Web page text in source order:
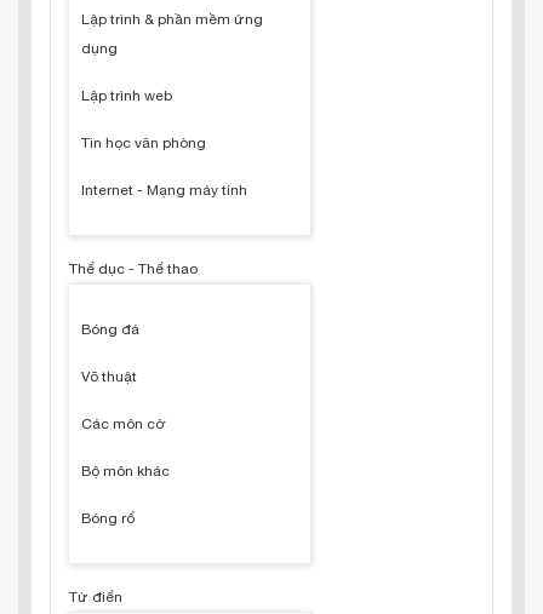
Lập trình & phần mềm ứng
dụng
Lập trình web
Tin học văn phòng
Internet - Mạng máy tính
Thể dục - Thể thao
Bóng đá
Võ thuật
Các môn cờ
Bộ môn khác
Bóng rổ
Từ điển